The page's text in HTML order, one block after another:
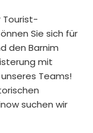
Tourist-
Sie sich für
den Barnim
mit
Teams!
suchen wir